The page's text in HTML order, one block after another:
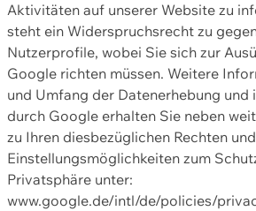
Aktivitäten auf unserer Website zu
steht ein Widerspruchsrecht zu
Nutzerprofile, wobei Sie sich zur
Google richten müssen. Weitere
und Umfang der Datenerhebung und
durch Google erhalten Sie neben
zu Ihren diesbezüglichen Rechten und
Einstellungsmöglichkeiten zum
Privatsphäre unter:
www.google.de/intl/de/policies/